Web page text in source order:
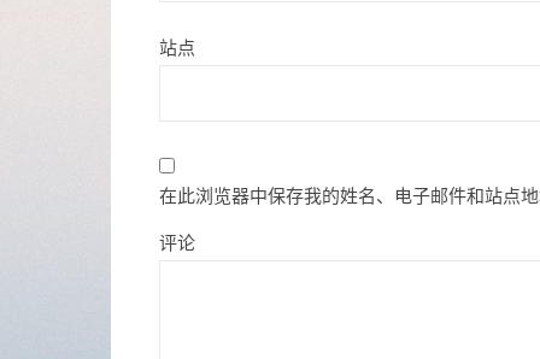
站点
在此浏览器中保存我的姓名、电子邮件和站点
评论